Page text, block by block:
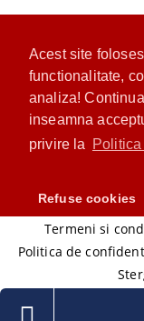
Acest site
functionalitate,
analiza!
inseamna
privire la
Refuse cookies
Termeni si
Politica de